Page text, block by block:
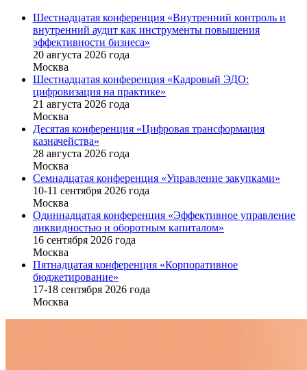
Шестнадцатая конференция «Внутренний контроль и
внутренний аудит как инструменты повышения
эффективности бизнеса»
20 августа 2026 года
Москва
Шестнадцатая конференция «Кадровый ЭДО:
цифровизация на практике»
21 августа 2026 года
Москва
Десятая конференция «Цифровая трансформация
казначейства»
28 августа 2026 года
Москва
Семнадцатая конференция «Управление закупками»
10-11 сентября 2026 года
Москва
Одиннадцатая конференция «Эффективное управление
ликвидностью и оборотным капиталом»
16 cентября 2026 года
Москва
Пятнадцатая конференция «Корпоративное
бюджетирование»
17-18 сентября 2026 года
Москва